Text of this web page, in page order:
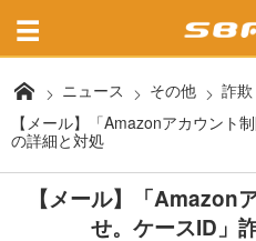
ニュース その他
詐欺
【メール】「Amazonアカウント
の詳細と対処
【メール】「Amazon
せ。ケースID」